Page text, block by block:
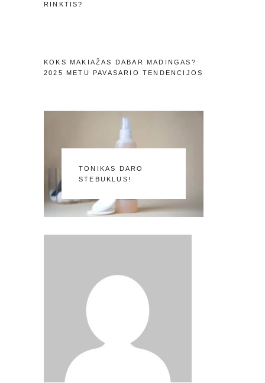
RINKTIS?
KOKS MAKIAŽAS DABAR MADINGAS?
2025 METU PAVASARIO TENDENCIJOS
TONIKAS DARO
STEBUKLUS!